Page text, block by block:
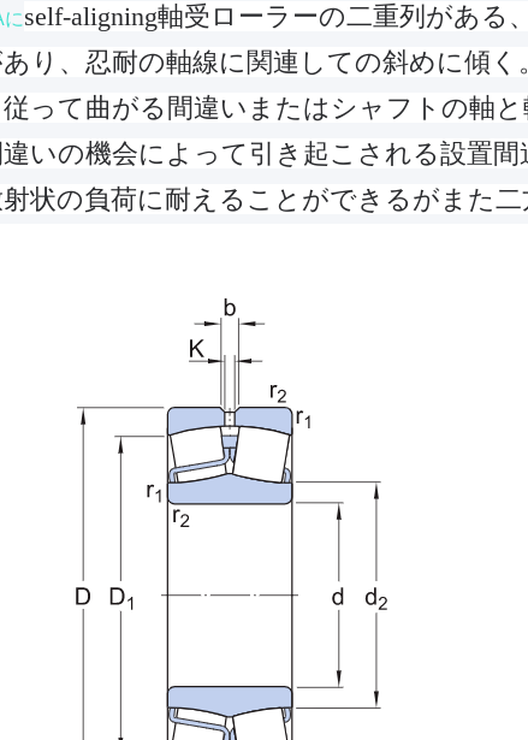
self-aligning軸受ローラーの二重列があ
り、忍耐の軸線に関連しての斜めに傾く
って曲がる間違いまたはシャフトの軸
いの機会によって引き起こされる設置
射状の負荷に耐えることができるがまた二